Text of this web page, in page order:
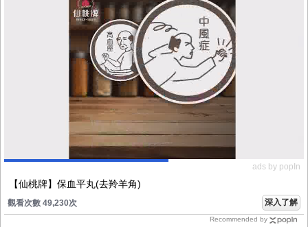
ads by popIn
【仙桃牌】保血平丸(去羚羊角)
觀看次數 49,230次 深入了解
Recommended by